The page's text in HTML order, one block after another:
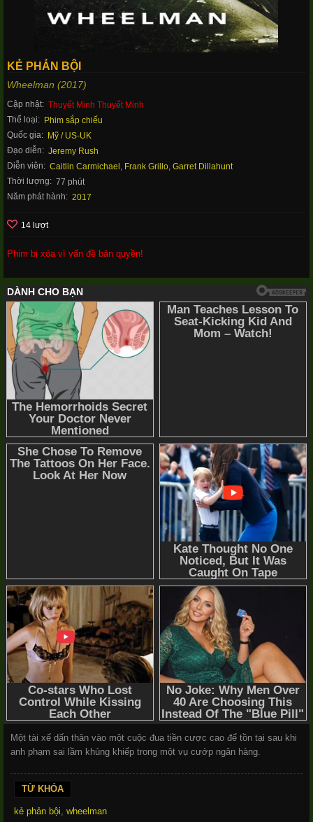
KẺ PHẢN BỘI
Wheelman (2017)
Cập nhật: Thuyết Minh Thuyết Minh
Thể loại: Phim sắp chiếu
Quốc gia: Mỹ / US-UK
Đạo diễn: Jeremy Rush
Diễn viên: Caitlin Carmichael , Frank Grillo, Garret Dillahunt
Thời lượng: 77 phút
Năm phát hành: 2017
14 lượt
Phim bị xóa vì vấn đề bản quyền!
Một tài xế dấn thân vào một cuộc đua tiền cược cao để tồn tại sau khi
anh phạm sai lầm khủng khiếp trong một vụ cướp ngân hàng.
TỪ KHÓA
kẻ phản bội wheelman